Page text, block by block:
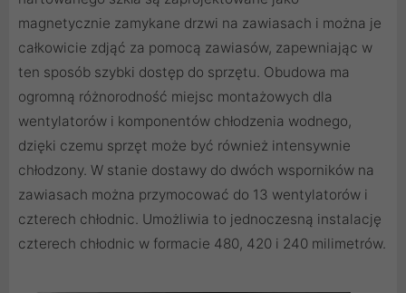
magnetycznie zamykane drzwi na zawiasach i można je
całkowicie zdjąć za pomocą zawiasów, zapewniając w
ten sposób szybki dostęp do sprzętu. Obudowa ma
ogromną różnorodność miejsc montażowych dla
wentylatorów i komponentów chłodzenia wodnego,
dzięki czemu sprzęt może być również intensywnie
chłodzony. W stanie dostawy do dwóch wsporników na
zawiasach można przymocować do 13 wentylatorów i
czterech chłodnic. Umożliwia to jednoczesną instalację
czterech chłodnic w formacie 480, 420 i 240 milimetrów.